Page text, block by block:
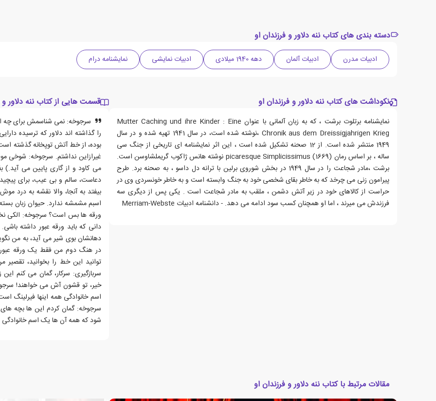
دسته بندی های کتاب ننه دلاور و فرزندان او
ادبیات مدرن ادبیات آلمان دهه 1940 میلادی ادبیات نمایشی نمایشنامه درام
نکوداشت های کتاب ننه دلاور و فرزندان او
نمایشنامه برتلوت برشت ، که به زبان آلمانی با عنوان Mutter Caching und ihre Kinder : Eine
Chronik aus dem Dreissigjahrigen Krieg ،نوشته شده است، در سال 1941 تهیه شده و در سال
1949 منتشر شده است. از 12 صحنه تشکیل شده است ، این اثر نمایشنامه ای تاریخی از جنگ سی
ساله ، بر اساس رمان (picaresque Simplicissimus (1669 نوشته هانس ژاکوب گریملشاوسن است.
برشت ،مادر شجاعت را در سال 1949 در بخش شوروی برلین با ترانه دل داسو ، به صحنه برد. طرح
پیرامون زنی می چرخد که به خاطر بقای شخصی خود به جنگ وابسته است و به خاطر خونسردی وی در
حراست از کالاهای خود در زیر آتش دشمن ، ملقب به مادر شجاعت است . یکی پس از دیگری سه
فرزندش می میرند ، اما او همچنان کسب سود ادامه می دهد. - دانشنامه ادبیات Merriam-Webste
قسمت هایی از کتاب ننه دلاور و
سرجوخه: نمی شناسمش برای چه
را گذاشته اند دلاور که ترسیده
بوده، از خط آتش توپخانه گذشته
غیرازاین نداشتم. سرجوخه: شوخی
می کاود و از گاری پایین می آید.)
دعاست، سالم و بی عیب، برای
بیفتد به آنجا، والا نقشه به
اسبم مشمشه ندارد. حیوان زبان
ورقه ها بس است؟ سرجوخه: الکی
دانی که باید ورقه عبور داشته
دهانشان بوی شیر می آید، به من
در هنگ دوم من فقط یک ورقه
توانید این خط را بخوانید،
سربازگیری: سرکار، گمان می کنم
خیر، تو قشون آش می خواهند!
اسم خانوادگی همه اینها فیرلینگ
سرجوخه: گمان کردم این ها بچه
شود که همه آن ها یک اسم خانوادگی
مقالات مرتبط با کتاب ننه دلاور و فرزندان او